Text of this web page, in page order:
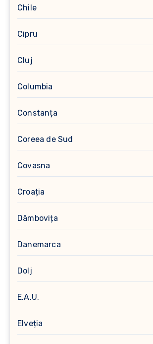
Chile
Cipru
Cluj
Columbia
Constanța
Coreea de Sud
Covasna
Croația
Dâmbovița
Danemarca
Dolj
E.A.U.
Elveția